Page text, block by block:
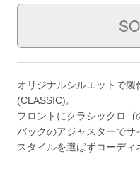
オリジナルシルエットで
(CLASSIC)。
フロントにクラシックロゴ
バックのアジャスターでサ
スタイルを選ばずコーディ